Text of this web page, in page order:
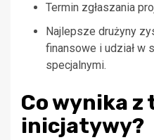
Termin zgłaszania
Najlepsze drużyny
finansowe i udział w
specjalnymi.
Co wynika z
inicjatywy?